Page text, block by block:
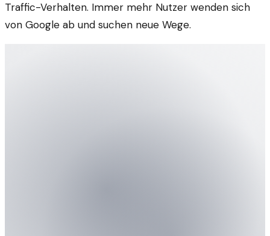
Traffic-Verhalten. Immer mehr Nutzer wenden sich
von Google ab und suchen neue Wege.